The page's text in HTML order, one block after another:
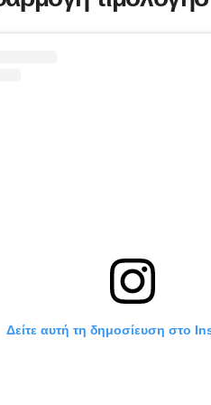
Δείτε αυτή τη δημοσίευση στο